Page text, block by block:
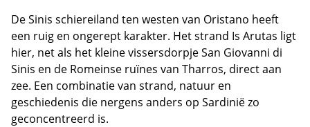
De Sinis schiereiland ten westen van Oristano heeft
een ruig en ongerept karakter. Het strand Is Arutas ligt
hier, net als het kleine vissersdorpje San Giovanni di
Sinis en de Romeinse ruïnes van Tharros, direct aan
zee. Een combinatie van strand, natuur en
geschiedenis die nergens anders op Sardinië zo
geconcentreerd is.